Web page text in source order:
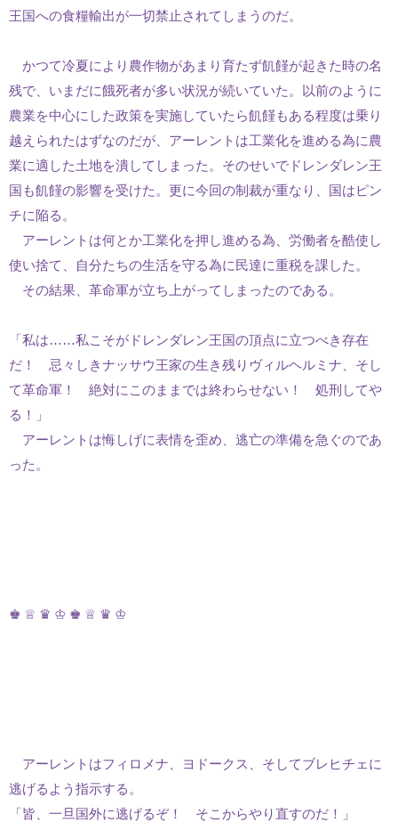
王国への食糧輸出が一切禁止されてしまうのだ。
かつて冷夏により農作物があまり育たず飢饉が起きた時の名
残で、いまだに餓死者が多い状況が続いていた。以前のように
農業を中心にした政策を実施していたら飢饉もある程度は乗り
越えられたはずなのだが、アーレントは工業化を進める為に農
業に適した土地を潰してしまった。そのせいでドレンダレン王
国も飢饉の影響を受けた。更に今回の制裁が重なり、国はピン
チに陥る。
アーレントは何とか工業化を押し進める為、労働者を酷使し
使い捨て、自分たちの生活を守る為に民達に重税を課した。
その結果、革命軍が立ち上がってしまったのである。
「私は……私こそがドレンダレン王国の頂点に立つべき存在
だ！ 忌々しきナッサウ王家の生き残りヴィルヘルミナ、そし
て革命軍！ 絶対にこのままでは終わらせない！ 処刑してや
る！」
アーレントは悔しげに表情を歪め、逃亡の準備を急ぐのであ
った。
♚ ♕ ♛ ♔ ♚ ♕ ♛ ♔
アーレントはフィロメナ、ヨドークス、そしてブレヒチェに
逃げるよう指示する。
「皆、一旦国外に逃げるぞ！ そこからやり直すのだ！」